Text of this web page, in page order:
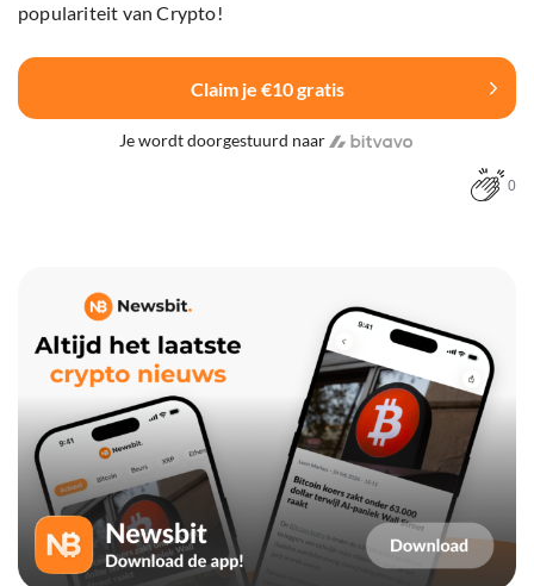
populariteit van Crypto!
Claim je €10 gratis
Je wordt doorgestuurd naar
0